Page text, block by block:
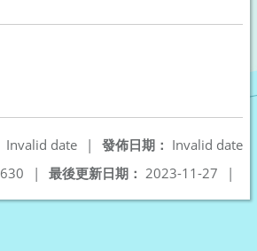
發佈日期： Invalid date
Invalid date
|
最後更新日期： 2023-11-27 |
630 |